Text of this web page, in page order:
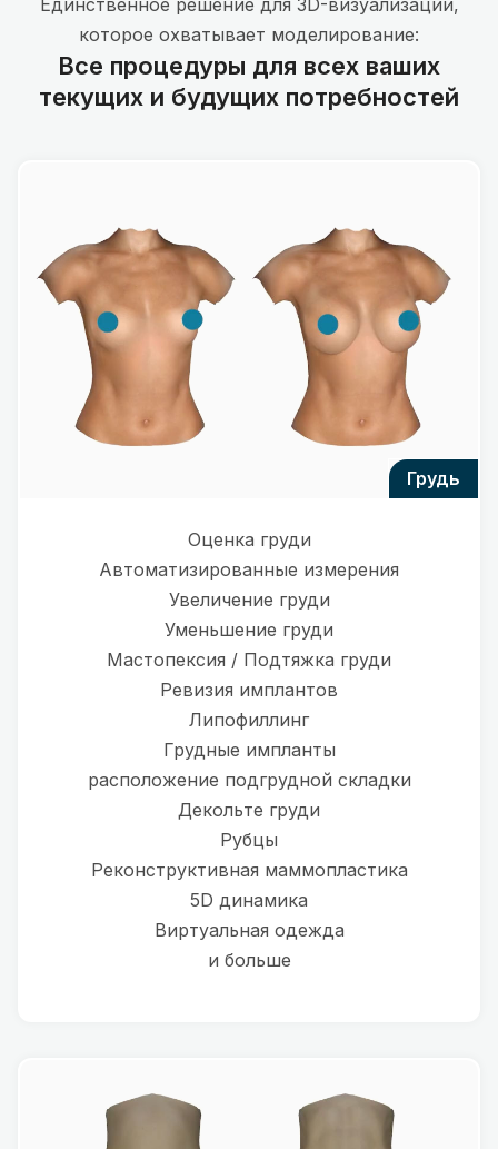
Единственное решение для 3D-визуализации,
которое охватывает моделирование:
Все процедуры для всех ваших
текущих и будущих потребностей
грудь
Оценка груди
Автоматизированные измерения
Увеличение груди
Уменьшение груди
Мастопексия / Подтяжка груди
Ревизия имплантов
Липофиллинг
Грудные импланты
расположение подгрудной складки
Декольте груди
Рубцы
Реконструктивная маммопластика
5D динамика
Виртуальная одежда
и больше